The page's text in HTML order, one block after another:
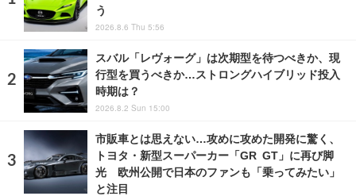
う
2026.8.6 Thu 5:56
スバル「レヴォーグ」は次期型を待つべきか、現
行型を買うべきか…ストロングハイブリッド投入
時期は？
2026.8.2 Sun 15:00
市販車とは思えない…攻めに攻めた開発に驚く、
トヨタ・新型スーパーカー「GR GT」に再び脚
光 欧州公開で日本のファンも「乗ってみたい」
と注目